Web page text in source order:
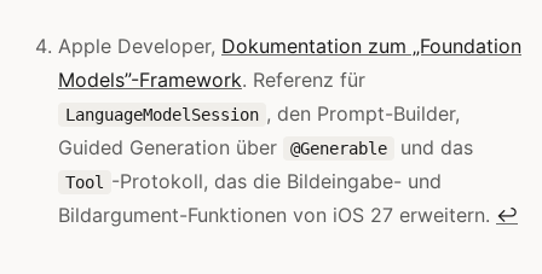
Apple Developer, Dokumentation zum „Foundation
Models”-Framework. Referenz für
LanguageModelSession , den Prompt-Builder,
Guided Generation über
@Generable und das
Tool
-Protokoll, das die Bildeingabe- und
Bildargument-Funktionen von iOS 27 erweitern. ↩